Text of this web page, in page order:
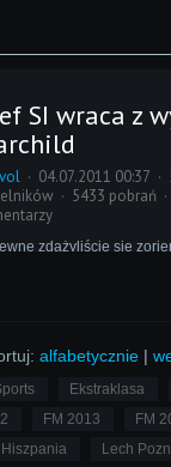
SI wraca z
04.07.2011 00:37
5433 pobrań
zdążyliście się
alfabetycznie |
Ekstraklasa
FM 2013
FM
Hiszpania
Lech